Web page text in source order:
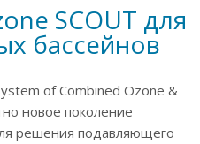
SCOUT для
бассейнов
of Combined Ozone &
новое поколение
решения подавляющего